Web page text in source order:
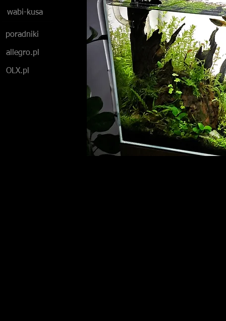
wabi-kusa
poradniki
allegro.pl
OLX.pl